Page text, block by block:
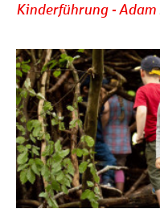
Kinderführung - Adam